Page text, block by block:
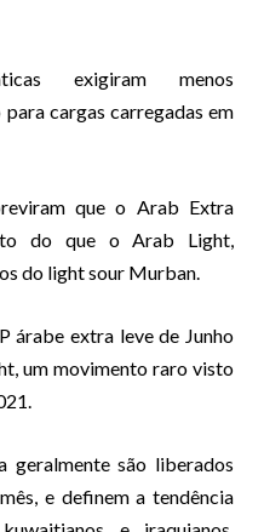
exigiram menos
cargas carregadas em
que o Arab Extra
do que o Arab Light,
do light sour Murban.
árabe extra leve de Junho
um movimento raro visto
geralmente são liberados
e definem a tendência